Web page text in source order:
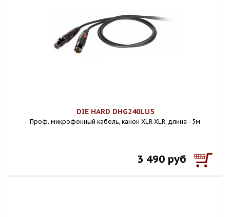
DIE HARD DHG240LU5
Проф. микрофонный кабель, канон XLR XLR, длина - 5м
3 490 руб